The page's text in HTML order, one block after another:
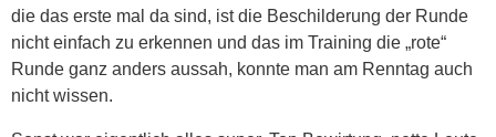
die das erste mal da sind, ist die Beschilderung der Runde
nicht einfach zu erkennen und das im Training die „rote“
Runde ganz anders aussah, konnte man am Renntag auch
nicht wissen.